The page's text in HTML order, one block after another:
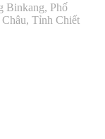
Binkang, Phố
Tỉnh Chiết